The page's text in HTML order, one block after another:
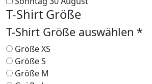
T-Shirt Größe
T-Shirt Größe auswählen *
Größe XS
Größe S
Größe M